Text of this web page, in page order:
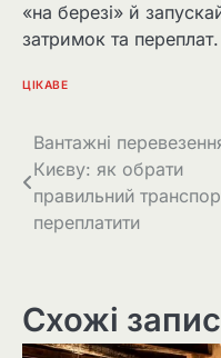
«на березі» й
затримок та переплат.
ЦІКАВЕ
Навігація
записів
Вантажні
Києву: як обрати
правильний
переплатити
Схожі